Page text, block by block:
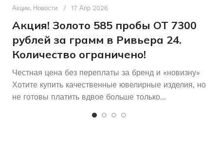
Акции, Новости 17 Апр 2026
Акция! Золото 585 пробы ОТ 7300
рублей за грамм в Ривьера 24.
Количество ограничено!
Честная цена без переплаты за бренд и «новизну»
Хотите купить качественные ювелирные изделия, но
не готовы платить вдвое больше только...